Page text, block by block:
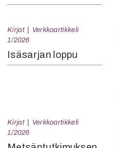
Kirjat
Verkkoartikkeli
1/2026
Isäsarjan loppu
Kirjat
Verkkoartikkeli
1/2026